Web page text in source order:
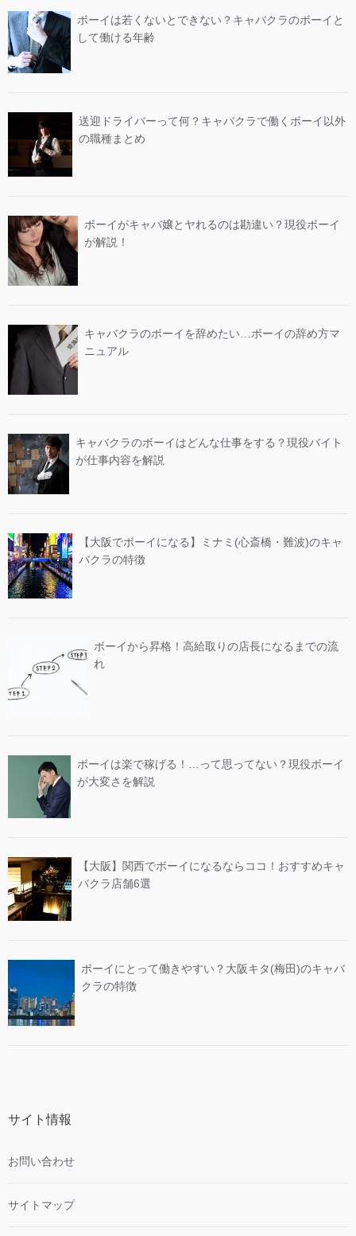
ボーイは若くないとできない？キャバクラのボーイと
して働ける年齢
送迎ドライバーって何？キャバクラで働くボーイ以外
の職種まとめ
ボーイがキャバ嬢とヤれるのは勘違い？現役ボーイ
が解説！
キャバクラのボーイを辞めたい…ボーイの辞め方マ
ニュアル
キャバクラのボーイはどんな仕事をする？現役バイト
が仕事内容を解説
【大阪でボーイになる】ミナミ(心斎橋・難波)のキャ
バクラの特徴
ボーイから昇格！高給取りの店長になるまでの流
れ
ボーイは楽で稼げる！…って思ってない？現役ボーイ
が大変さを解説
【大阪】関西でボーイになるならココ！おすすめキャ
バクラ店舗6選
ボーイにとって働きやすい？大阪キタ(梅田)のキャバ
クラの特徴
サイト情報
お問い合わせ
サイトマップ